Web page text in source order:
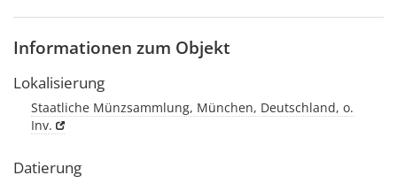
Informationen zum Objekt
Lokalisierung
Staatliche Münzsammlung, München, Deutschland, o.
Inv.
Datierung